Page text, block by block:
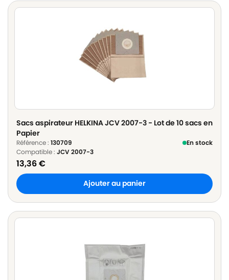
Sacs aspirateur HELKINA JCV 2007-3 - Lot de 10 sacs en
Papier
Référence : 130709
En stock
Compatible : JCV 2007-3
13,36€
Ajouter au panier